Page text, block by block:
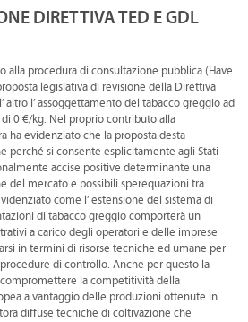
DIRETTIVA TED E GDL
alla procedura di consultazione pubblica (Have
legislativa di revisione della Direttiva
altro l’ assoggettamento del tabacco greggio ad
0 €/kg. Nel proprio contributo alla
ha evidenziato che la proposta desta
perché si consente esplicitamente agli Stati
accise positive determinante una
del mercato e possibili sperequazioni tra
come l’ estensione del sistema di
di tabacco greggio comporterà un
a carico degli operatori e delle imprese
in termini di risorse tecniche ed umane per
di controllo. Anche per questo la
la competitività della
a vantaggio delle produzioni ottenute in
diffuse tecniche di coltivazione che